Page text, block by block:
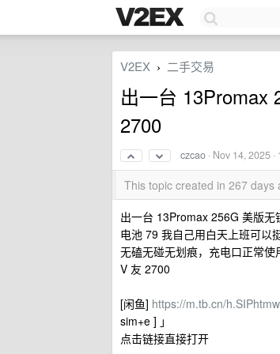
V2EX › 二手交易
出一台 13Promax
2700
czcao · Nov 14, 2025
This topic created in 267
出一台 13Promax 256G 美版
电池 79 我自己用白天上班可以
无磕无碰无划痕，充电口正常使
V 友 2700
[闲鱼] https://m.tb.cn/
sim+e ] 」
点击链接直接打开